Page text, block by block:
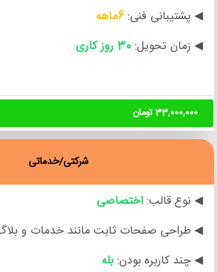
◀ پشتیبانی فنی:6ماهه
◀ زمان تحویل:30 روز کاری
33,000,000 تومان
شرکتی/خدماتی
◀ نوع قالب:اختصاصی
◀ طراحی صفحات ثابت مانند خدمات و
◀ چند کاربره بودن:بله